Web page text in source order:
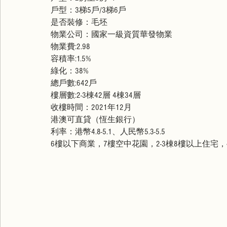
戶型：3梯5戶/3梯6戶
是否裝修：毛坯
物業公司：國家一級資質華發物業
物業費:2.98
容積率:1.5%
綠化：38%
總戶數:642戶
樓層數:2-3棟42層 4棟34層
收樓時間：2021年12月
港澳可直貸（恆生銀行）
利率：港幣4.8-5.1、人民幣5.3-5.5
6樓以下商業，7樓空中花園，2-3棟8樓以上住宅